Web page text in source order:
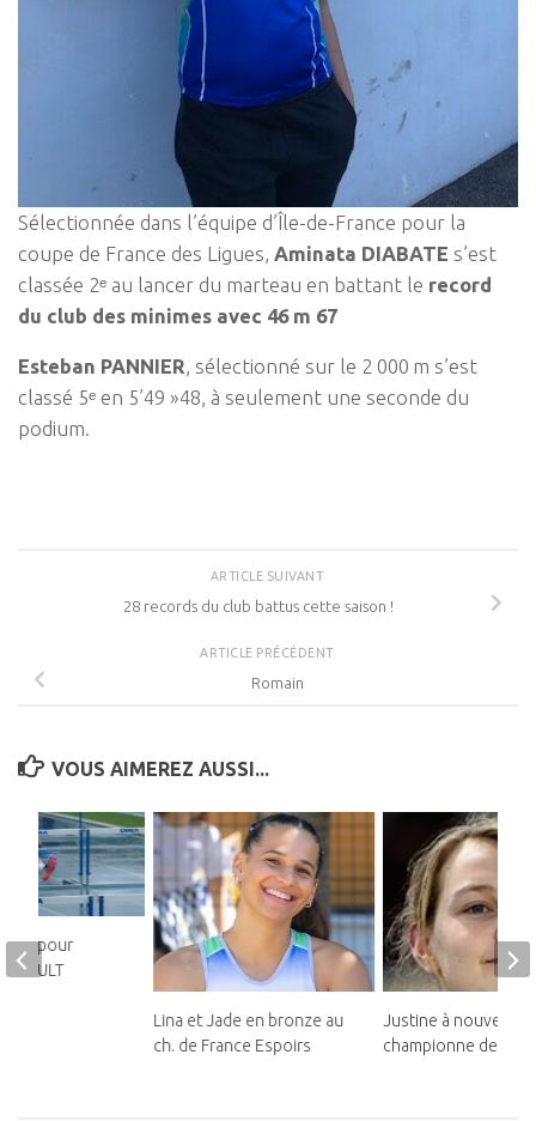
Sélectionnée dans l’équipe d’Île-de-France pour la
coupe de France des Ligues, Aminata DIABATE s’est
classée 2ᵉ au lancer du marteau en battant le record
du club des minimes avec 46 m 67
Esteban PANNIER, sélectionné sur le 2 000 m s’est
classé 5ᵉ en 5’49 »48, à seulement une seconde du
podium.
ARTICLE SUIVANT
28 records du club battus cette saison !
ARTICLE PRÉCÉDENT
Romain
VOUS AIMEREZ AUSSI...
Lina et Jade en bronze au
ch. de France Espoirs
Justine à nouveau
championne de
club pour